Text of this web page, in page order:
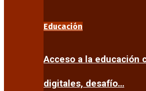
Educación
Acceso a la educación
digitales, desafío…